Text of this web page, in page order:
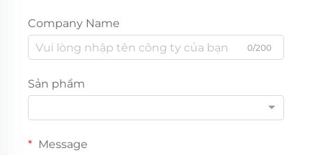
Company Name
0/200
Sản phẩm
Message